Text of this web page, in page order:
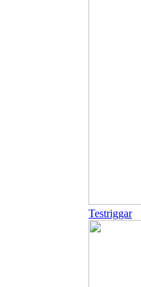
Testriggar